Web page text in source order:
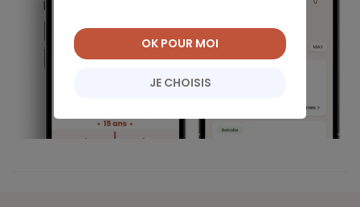
JE CHOISIS
OK POUR MOI